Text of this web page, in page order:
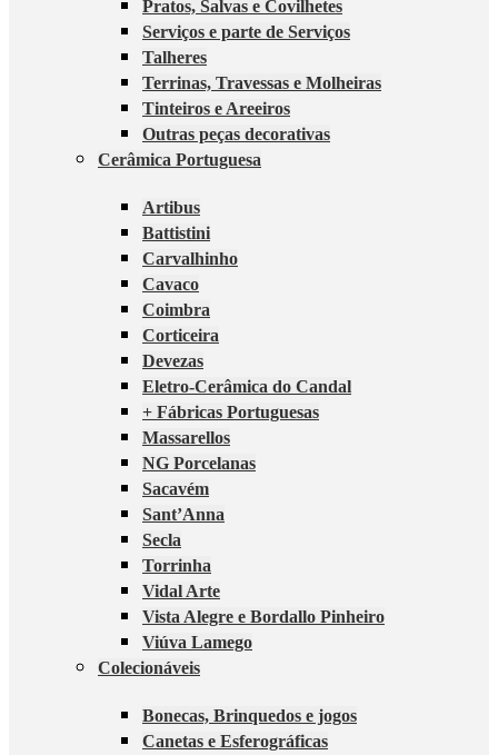
Pratos, Salvas e Covilhetes
Serviços e parte de Serviços
Talheres
Terrinas, Travessas e Molheiras
Tinteiros e Areeiros
Outras peças decorativas
Cerâmica Portuguesa
Artibus
Battistini
Carvalhinho
Cavaco
Coimbra
Corticeira
Devezas
Eletro-Cerâmica do Candal
+ Fábricas Portuguesas
Massarellos
NG Porcelanas
Sacavém
Sant’Anna
Secla
Torrinha
Vidal Arte
Vista Alegre e Bordallo Pinheiro
Viúva Lamego
Colecionáveis
Bonecas, Brinquedos e jogos
Canetas e Esferográficas